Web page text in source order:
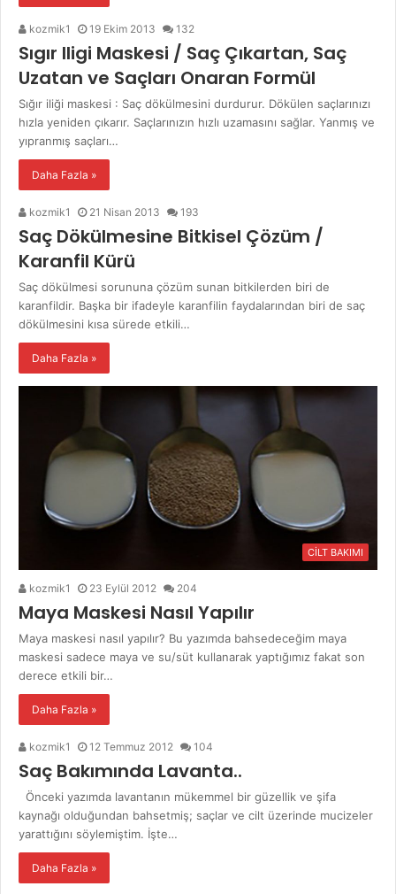
kozmik1 19 Ekim 2013 132
Sıgır Iligi Maskesi / Saç Çıkartan, Saç
Uzatan ve Saçları Onaran Formül
Sığır iliği maskesi : Saç dökülmesini durdurur. Dökülen saçlarınızı
hızla yeniden çıkarır. Saçlarınızın hızlı uzamasını sağlar. Yanmış ve
yıpranmış saçları…
Daha Fazla »
kozmik1 21 Nisan 2013 193
Saç Dökülmesine Bitkisel Çözüm /
Karanfil Kürü
Saç dökülmesi sorununa çözüm sunan bitkilerden biri de
karanfildir. Başka bir ifadeyle karanfilin faydalarından biri de saç
dökülmesini kısa sürede etkili…
Daha Fazla »
CİLT BAKIMI
kozmik1 23 Eylül 2012 204
Maya Maskesi Nasıl Yapılır
Maya maskesi nasıl yapılır? Bu yazımda bahsedeceğim maya
maskesi sadece maya ve su/süt kullanarak yaptığımız fakat son
derece etkili bir…
Daha Fazla »
kozmik1 12 Temmuz 2012 104
Saç Bakımında Lavanta..
Önceki yazımda lavantanın mükemmel bir güzellik ve şifa
kaynağı olduğundan bahsetmiş; saçlar ve cilt üzerinde mucizeler
yarattığını söylemiştim. İşte…
Daha Fazla »